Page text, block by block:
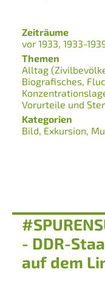
Zeiträume
vor 1933 1933-
Themen
Alltag
Biografisches
Vorurteile und
Kategorien
Bild Exkursion
- DDR-
auf dem